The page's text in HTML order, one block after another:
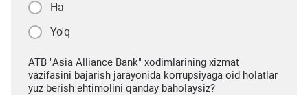
Ha
Yo'q
ATB "Asia Alliance Bank" xodimlarining xizmat
vazifasini bajarish jarayonida korrupsiyaga oid holatlar
yuz berish ehtimolini qanday baholaysiz?